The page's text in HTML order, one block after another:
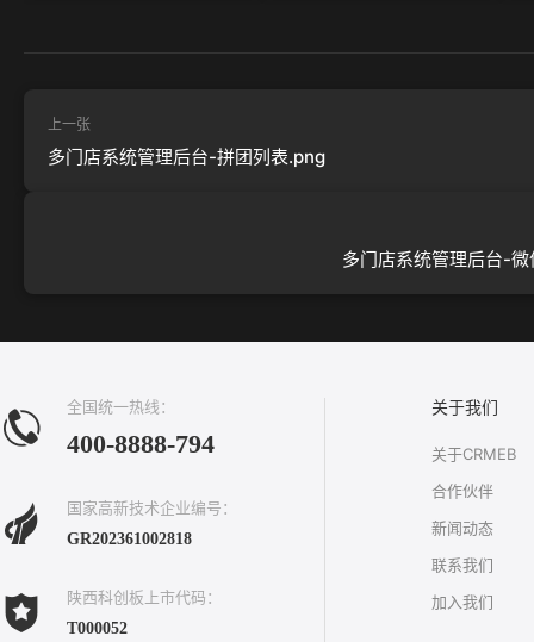
上一张
多门店系统管理后台-拼团列表.png
多门店系统管理后台-
全国统一热线：
400-8888-794
国家高新技术企业编号：
GR202361002818
陕西科创板上市代码：
T000052
关于我们
关于CRMEB
合作伙伴
新闻动态
联系我们
加入我们